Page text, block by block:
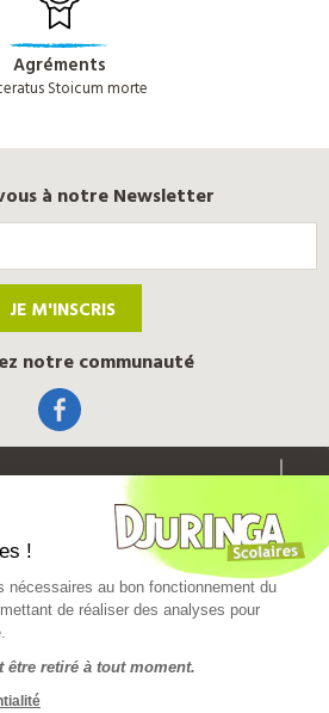
Agréments
Stoicum morte
à notre Newsletter
JE M'INSCRIS
notre communauté
!
nécessaires au bon fonctionnement du
de réaliser des analyses pour
être retiré à tout moment.